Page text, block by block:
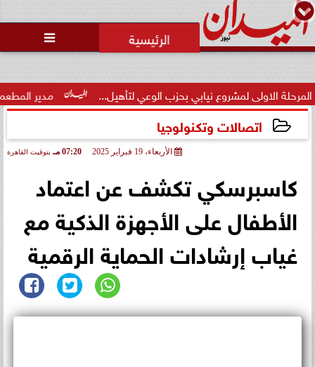

مدير المطعم عن لمشروع نيابي بحزب الوعي لتأهيل...
اتصالات وتكنولوجيا
الأربعاء، 19 فبراير 2025 07:20 مـ بتوقيت القاهرة
كاسبرسكي تكشف عن اعتماد
الأطفال على الأجهزة الذكية مع
غياب إرشادات الحماية الرقمية